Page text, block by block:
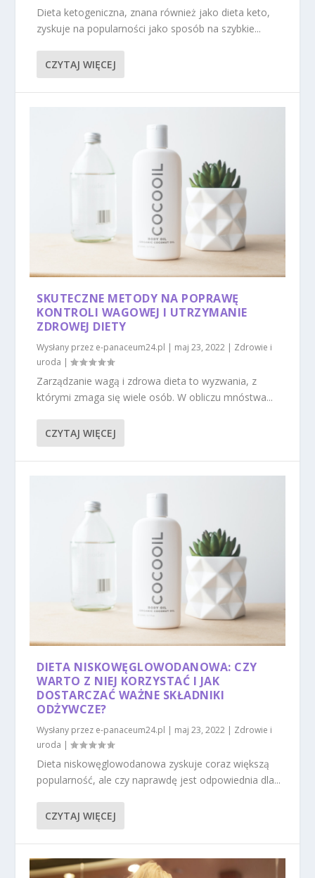
Dieta ketogeniczna, znana również jako dieta keto,
zyskuje na popularności jako sposób na szybkie...
CZYTAJ WIĘCEJ
SKUTECZNE METODY NA POPRAWĘ
KONTROLI WAGOWEJ I UTRZYMANIE
ZDROWEJ DIETY
Wysłany przez e-panaceum24.pl | maj 23, 2022 | Zdrowie i
uroda |
Zarządzanie wagą i zdrowa dieta to wyzwania, z
którymi zmaga się wiele osób. W obliczu mnóstwa...
CZYTAJ WIĘCEJ
DIETA NISKOWĘGLOWODANOWA: CZY
WARTO Z NIEJ KORZYSTAĆ I JAK
DOSTARCZAĆ WAŻNE SKŁADNIKI
ODŻYWCZE?
Wysłany przez e-panaceum24.pl | maj 23, 2022 | Zdrowie i
uroda |
Dieta niskowęglowodanowa zyskuje coraz większą
popularność, ale czy naprawdę jest odpowiednia dla...
CZYTAJ WIĘCEJ